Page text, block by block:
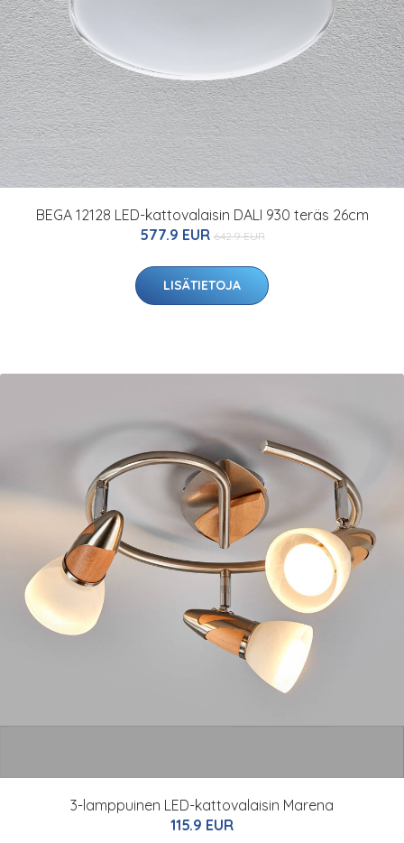
BEGA 12128 LED-kattovalaisin DALI 930 teräs 26cm
577.9 EUR 642.9 EUR
LISÄTIETOJA
3-lamppuinen LED-kattovalaisin Marena
115.9 EUR